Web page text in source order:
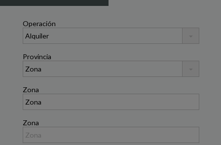
Operación
Provincia
Zona
Zona